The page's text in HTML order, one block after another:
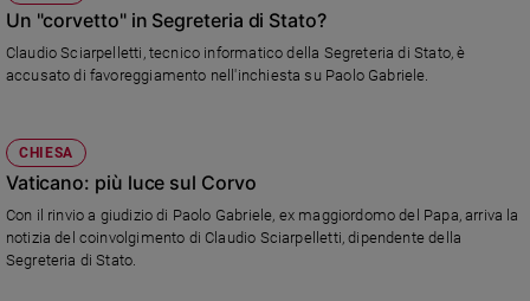
Un "corvetto" in Segreteria di Stato?
Claudio Sciarpelletti, tecnico informatico della Segreteria di Stato, è
accusato di favoreggiamento nell'inchiesta su Paolo Gabriele.
CHIESA
Vaticano: più luce sul Corvo
Con il rinvio a giudizio di Paolo Gabriele, ex maggiordomo del Papa, arriva la
notizia del coinvolgimento di Claudio Sciarpelletti, dipendente della
Segreteria di Stato.